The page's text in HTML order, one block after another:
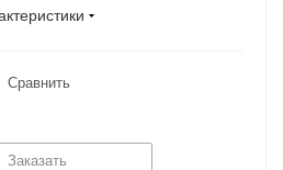
Сравнить
Заказать